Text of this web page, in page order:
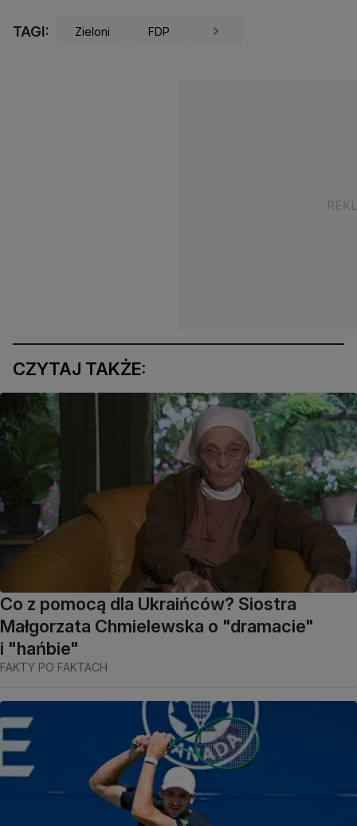
TAGI: Zieloni FDP
CZYTAJ TAKŻE:
Co z pomocą dla Ukraińców? Siostra
Małgorzata Chmielewska o "dramacie"
i "hańbie"
FAKTY PO FAKTACH